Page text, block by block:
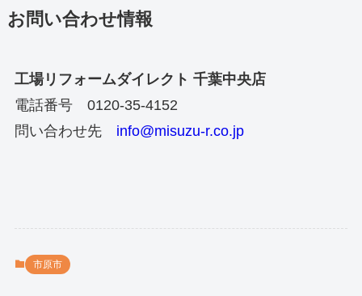
お問い合わせ情報
工場リフォームダイレクト 千葉中央店
電話番号 0120-35-4152
問い合わせ先 info@misuzu-r.co.jp
市原市